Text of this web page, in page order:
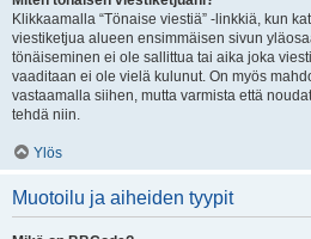
Klikkaamalla “Tönaise viestiä” -linkkiä, kun
viestiketjua alueen ensimmäisen sivun
tönäiseminen ei ole sallittua tai aika joka
vaaditaan ei ole vielä kulunut. On myös
vastaamalla siihen, mutta varmista että
tehdä niin.
Ylös
Muotoilu ja aiheiden tyypit